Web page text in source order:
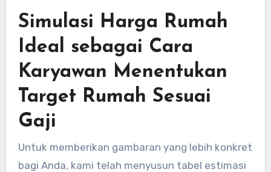
Simulasi Harga Rumah
Ideal sebagai Cara
Karyawan Menentukan
Target Rumah Sesuai
Gaji
Untuk memberikan gambaran yang lebih konkret
bagi Anda, kami telah menyusun tabel estimasi